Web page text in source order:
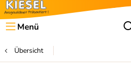
Menü
Übersicht